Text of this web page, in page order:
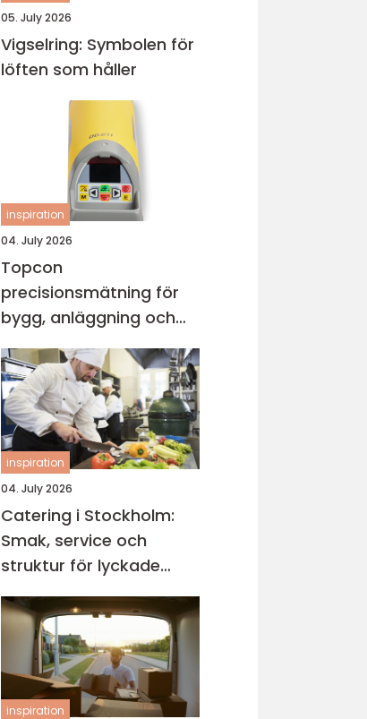
05. July 2026
Vigselring: Symbolen för
löften som håller
inspiration
04. July 2026
Topcon
precisionsmätning för
bygg, anläggning och
industri
inspiration
04. July 2026
Catering i Stockholm:
Smak, service och
struktur för lyckade
evenemang
inspiration